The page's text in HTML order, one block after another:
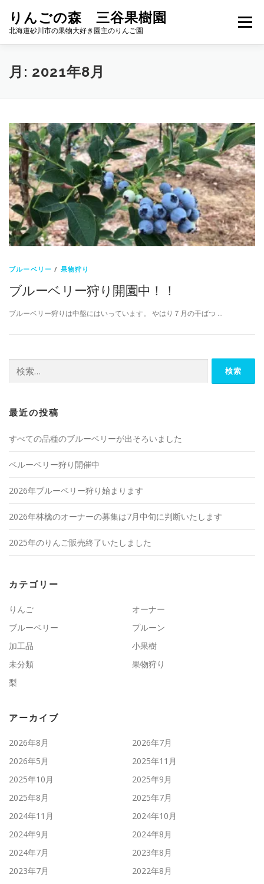
りんごの森 三谷果樹園
北海道砂川市の果物大好き園主のりんご園
メニュー
りんご 加工品
月: 2021年8月
ブルーベリー / 果物狩り
ブルーベリー狩り開園中！！
ブルーベリー狩りは中盤にはいっています。 やはり７月の干ばつ …
索:
最近の投稿
すべての品種のブルーベリーが出そろいました
ベルーベリー狩り開催中
2026年ブルーベリー狩り始まります
2026年林檎のオーナーの募集は7月中旬に判断いたします
2025年のりんご販売終了いたしました
カテゴリー
りんご
オーナー
ブルーベリー
プルーン
加工品
小果樹
未分類
果物狩り
梨
アーカイブ
2026年8月
2026年7月
2026年5月
2025年11月
2025年10月
2025年9月
2025年8月
2025年7月
2024年11月
2024年10月
2024年9月
2024年8月
2024年7月
2023年8月
2023年7月
2022年8月